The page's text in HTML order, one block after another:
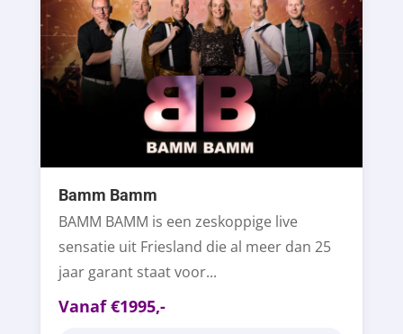
Bamm Bamm
BAMM BAMM is een zeskoppige live
sensatie uit Friesland die al meer dan 25
jaar garant staat voor...
Vanaf €1995,-